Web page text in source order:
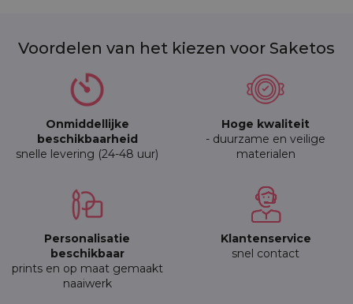
Voordelen van het kiezen voor Saketos
Onmiddellijke
beschikbaarheid
snelle levering (24-48 uur)
Hoge kwaliteit
- duurzame en veilige
materialen
Personalisatie
beschikbaar
prints en op maat gemaakt
naaiwerk
Klantenservice
snel contact